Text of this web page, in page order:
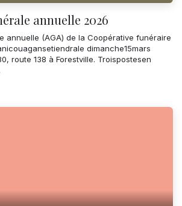
annuelle 2026
annuelle (AGA) de la Coopérative funéraire
dimanche15mars
route 138 à Forestville. Troispostesen